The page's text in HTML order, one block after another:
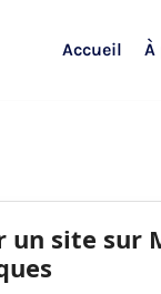
Accueil À
site sur